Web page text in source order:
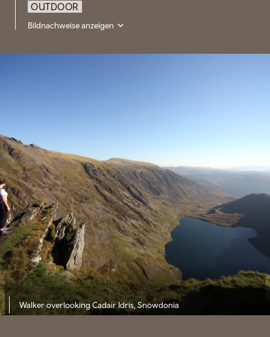
OUTDOOR
Bildnachweise anzeigen
Walker overlooking Cadair Idris, Snowdonia